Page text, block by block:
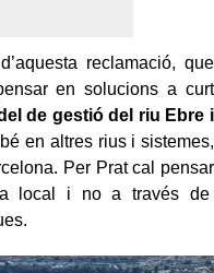
reclamació, que
en solucions a curt
de gestió del riu Ebre i
en altres rius i sistemes,
Per Prat cal pensar
local i no a través de